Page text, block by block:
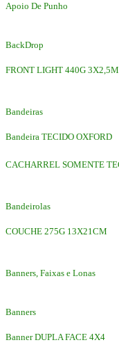
Apoio De Punho
BackDrop
FRONT LIGHT 440G 3X2,5M
Bandeiras
Bandeira TECIDO OXFORD
CACHARREL SOMENTE
Bandeirolas
COUCHE 275G 13X21CM
Banners, Faixas e Lonas
Banners
Banner DUPLA FACE 4X4